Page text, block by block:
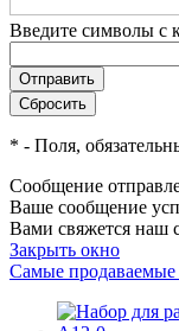
Введите символы с
* - Поля,
Сообщение
Ваше сообщение
Вами свяжется наш
Закрыть окно
Самые продаваемые